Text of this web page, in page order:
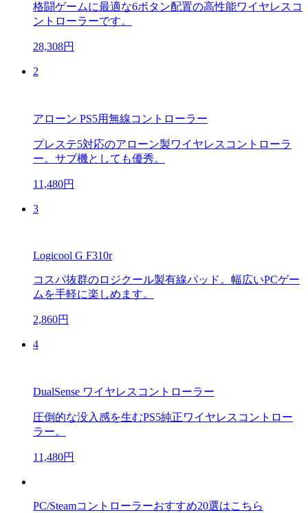
格闘ゲームに最適な6ボタン配置の高性能ワイヤレスコ
ントローラーです。
28,308円
2
アローン PS5用無線コントローラー
プレステ5対応のアローン製ワイヤレスコントローラ
ー。サブ機としても優秀。
11,480円
3
Logicool G F310r
コスパ抜群のロジクール製有線パッド。幅広いPCゲー
ムを手軽に楽しめます。
2,860円
4
DualSense ワイヤレスコントローラー
圧倒的な没入感を生むPS5純正ワイヤレスコントロー
ラー。
11,480円
PC/Steamコントローラーおすすめ20選はこちら